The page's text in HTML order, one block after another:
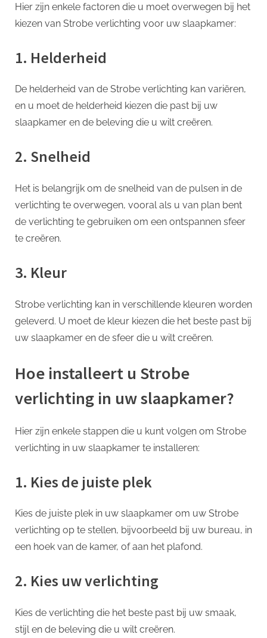
Hier zijn enkele factoren die u moet overwegen bij het
kiezen van Strobe verlichting voor uw slaapkamer:
1. Helderheid
De helderheid van de Strobe verlichting kan variëren,
en u moet de helderheid kiezen die past bij uw
slaapkamer en de beleving die u wilt creëren.
2. Snelheid
Het is belangrijk om de snelheid van de pulsen in de
verlichting te overwegen, vooral als u van plan bent
de verlichting te gebruiken om een ontspannen sfeer
te creëren.
3. Kleur
Strobe verlichting kan in verschillende kleuren worden
geleverd. U moet de kleur kiezen die het beste past bij
uw slaapkamer en de sfeer die u wilt creëren.
Hoe installeert u Strobe
verlichting in uw slaapkamer?
Hier zijn enkele stappen die u kunt volgen om Strobe
verlichting in uw slaapkamer te installeren:
1. Kies de juiste plek
Kies de juiste plek in uw slaapkamer om uw Strobe
verlichting op te stellen, bijvoorbeeld bij uw bureau, in
een hoek van de kamer, of aan het plafond.
2. Kies uw verlichting
Kies de verlichting die het beste past bij uw smaak,
stijl en de beleving die u wilt creëren.